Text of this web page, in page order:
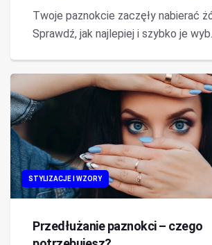
Twoje paznokcie zaczęły nabierać
Sprawdź, jak najlepiej i szybko je
STYLIZACJE I WZORY
Przedłużanie paznokci – czego